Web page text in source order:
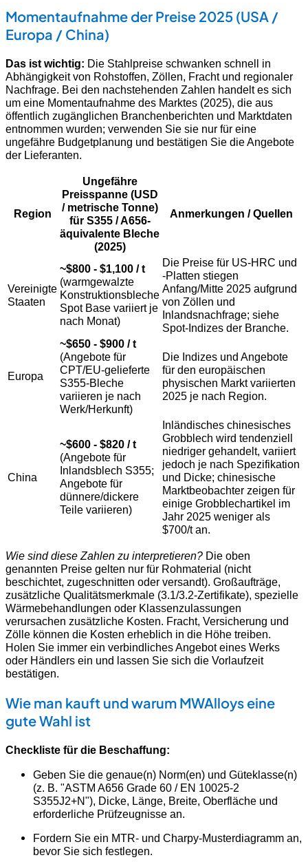
Momentaufnahme der Preise 2025 (USA /
Europa / China)
Das ist wichtig: Die Stahlpreise schwanken schnell in
Abhängigkeit von Rohstoffen, Zöllen, Fracht und regionaler
Nachfrage. Bei den nachstehenden Zahlen handelt es sich
um eine Momentaufnahme des Marktes (2025), die aus
öffentlich zugänglichen Branchenberichten und Marktdaten
entnommen wurden; verwenden Sie sie nur für eine
ungefähre Budgetplanung und bestätigen Sie die Angebote
der Lieferanten.
Region
Ungefähre
Preisspanne (USD
/ metrische Tonne)
für S355 / A656-
äquivalente Bleche
(2025)
Anmerkungen / Quellen
Vereinigte
Staaten
~$800 - $1,100 / t
(warmgewalzte
Konstruktionsbleche
Spot Base variiert je
nach Monat)
Die Preise für US-HRC und
-Platten stiegen
Anfang/Mitte 2025 aufgrund
von Zöllen und
Inlandsnachfrage; siehe
Spot-Indizes der Branche.
Europa
~$650 - $900 / t
(Angebote für
CPT/EU-gelieferte
S355-Bleche
variieren je nach
Werk/Herkunft)
Die Indizes und Angebote
für den europäischen
physischen Markt variierten
2025 je nach Region.
China
~$600 - $820 / t
(Angebote für
Inlandsblech S355;
Angebote für
dünnere/dickere
Teile variieren)
Inländisches chinesisches
Grobblech wird tendenziell
niedriger gehandelt, variiert
jedoch je nach Spezifikation
und Dicke; chinesische
Marktbeobachter zeigen für
einige Grobblechartikel im
Jahr 2025 weniger als
$700/t an.
Wie sind diese Zahlen zu interpretieren? Die oben
genannten Preise gelten nur für Rohmaterial (nicht
beschichtet, zugeschnitten oder versandt). Großaufträge,
zusätzliche Qualitätsmerkmale (3.1/3.2-Zertifikate), spezielle
Wärmebehandlungen oder Klassenzulassungen
verursachen zusätzliche Kosten. Fracht, Versicherung und
Zölle können die Kosten erheblich in die Höhe treiben.
Holen Sie immer ein verbindliches Angebot eines Werks
oder Händlers ein und lassen Sie sich die Vorlaufzeit
bestätigen.
Wie man kauft und warum MWAlloys eine
gute Wahl ist
Checkliste für die Beschaffung:
Geben Sie die genaue(n) Norm(en) und Güteklasse(n)
(z. B. "ASTM A656 Grade 60 / EN 10025-2
S355J2+N"), Dicke, Länge, Breite, Oberfläche und
erforderliche Prüfzeugnisse an.
Fordern Sie ein MTR- und Charpy-Musterdiagramm an,
bevor Sie sich festlegen.